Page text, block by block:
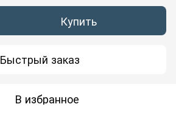
Купить
Быстрый заказ
В избранное